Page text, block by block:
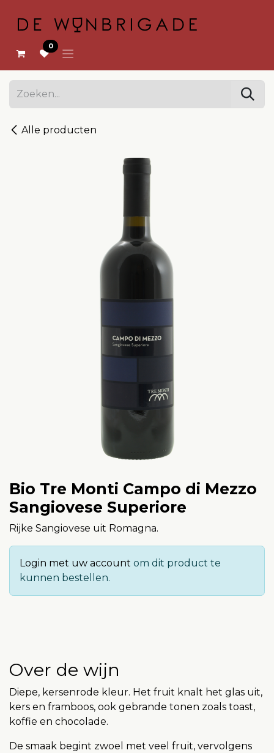
0
Alle producten
Bio Tre Monti Campo di Mezzo
Sangiovese Superiore
Rijke Sangiovese uit Romagna.
Login met uw account om dit product te
kunnen bestellen.
Over de wijn
Diepe, kersenrode kleur. Het fruit knalt het glas uit,
kers en framboos, ook gebrande tonen zoals toast,
koffie en chocolade.
De smaak begint zwoel met veel fruit, vervolgens